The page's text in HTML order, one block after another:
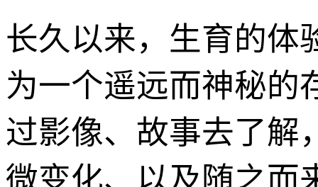
长久以来，生育的体
为一个遥远而神秘的
过影像、故事去了解
微变化、以及随之而